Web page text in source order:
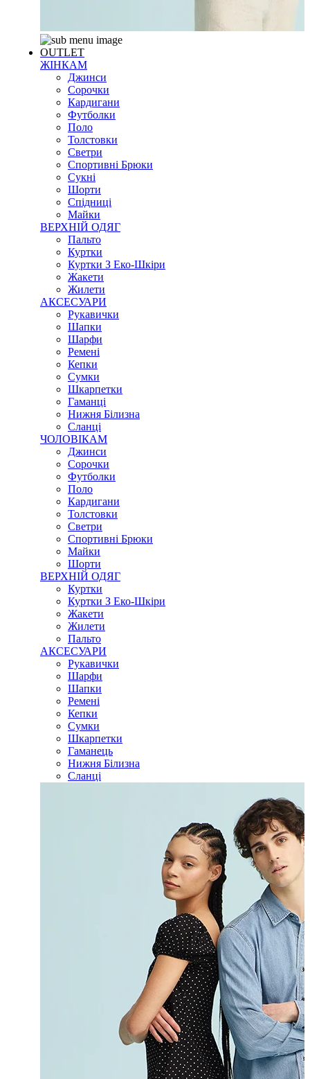
OUTLET
ЖІНКАМ
Джинси
Сорочки
Кардигани
Футболки
Поло
Толстовки
Светри
Спортивні Брюки
Сукні
Шорти
Спідниці
Майки
ВЕРХНІЙ ОДЯГ
Пальто
Куртки
Куртки З Еко-Шкіри
Жакети
Жилети
АКСЕСУАРИ
Рукавички
Шапки
Шарфи
Ремені
Кепки
Сумки
Шкарпетки
Гаманці
Нижня Білизна
Сланці
ЧОЛОВІКАМ
Джинси
Сорочки
Футболки
Поло
Кардигани
Толстовки
Светри
Спортивні Брюки
Майки
Шорти
ВЕРХНІЙ ОДЯГ
Куртки
Куртки З Еко-Шкіри
Жакети
Жилети
Пальто
АКСЕСУАРИ
Рукавички
Шарфи
Шапки
Ремені
Кепки
Сумки
Шкарпетки
Гаманець
Нижня Білизна
Сланці